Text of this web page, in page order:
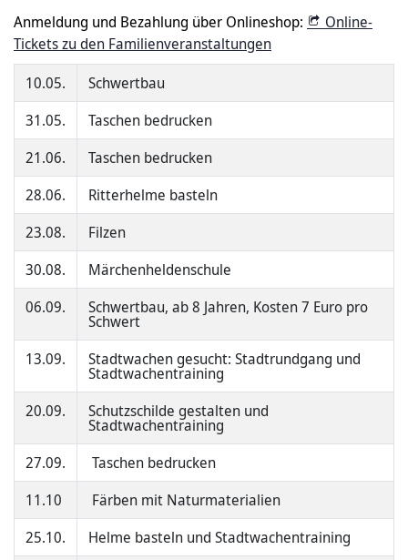
Anmeldung und Bezahlung über Onlineshop:
Online-
Tickets zu den Familienveranstaltungen
10.05.
Schwertbau
31.05.
Taschen bedrucken
21.06.
Taschen bedrucken
28.06.
Ritterhelme basteln
23.08.
Filzen
30.08.
Märchenheldenschule
06.09.
Schwertbau, ab 8 Jahren, Kosten 7 Euro pro
Schwert
13.09.
Stadtwachen gesucht: Stadtrundgang und
Stadtwachentraining
20.09.
Schutzschilde gestalten und
Stadtwachentraining
27.09.
Taschen bedrucken
11.10
Färben mit Naturmaterialien
25.10.
Helme basteln und Stadtwachentraining